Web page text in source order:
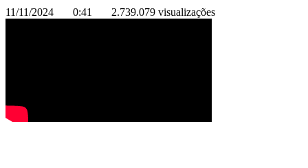
11/11/2024 0:41 2.739.079 visualizações